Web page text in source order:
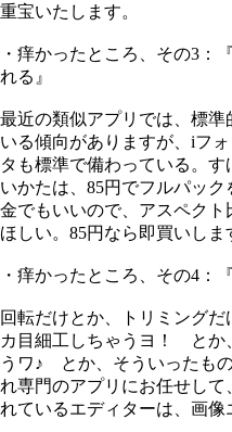
重宝いたします。
・痒かったところ、その3：
れる』
最近の類似アプリでは、標
いる傾向がありますが、iフ
タも標準で備わっている。
いかたは、85円でフルパッ
金でもいいので、アスペクト
ほしい。85円なら即買いしま
・痒かったところ、その4：
回転だけとか、トリミング
カ目細工しちゃうヨ！ とか
うワ♪ とか、そういったも
れ専門のアプリにお任せし
れているエディターは、画像